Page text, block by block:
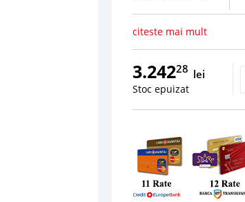
citeste mai mult
3.24228 lei
Stoc epuizat